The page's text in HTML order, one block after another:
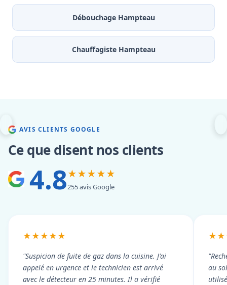
Débouchage Hampteau
Chauffagiste Hampteau
AVIS CLIENTS GOOGLE
Ce que disent nos clients
4.8★★★★★
255 avis Google
★★★★★
"Suspicion de fuite de gaz dans la cuisine. J'ai
appelé en urgence et le technicien est arrivé
avec le détecteur en 25 minutes. Il a vérifié
au